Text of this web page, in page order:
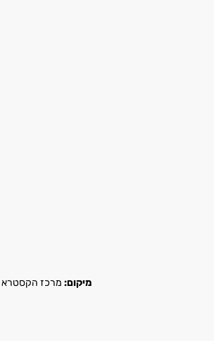
מיקום: מרכז הקסטרא –